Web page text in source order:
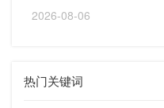
2026-08-06
热门关键词